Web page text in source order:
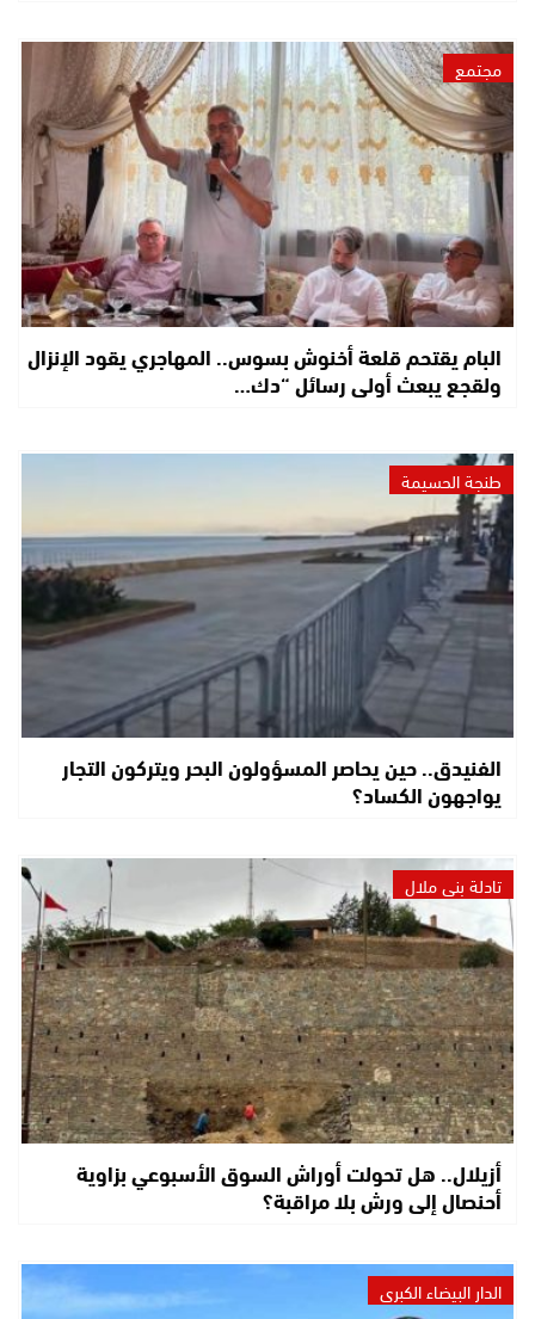
مجتمع
البام يقتحم قلعة أخنوش بسوس.. المهاجري يقود الإنزال
ولقجع يبعث أولى رسائل “دك…
طنجة الحسيمة
الفنيدق.. حين يحاصر المسؤولون البحر ويتركون التجار
يواجهون الكساد؟
تادلة بني ملال
أزيلال.. هل تحولت أوراش السوق الأسبوعي بزاوية
أحنصال إلى ورش بلا مراقبة؟
الدار البيضاء الكبرى